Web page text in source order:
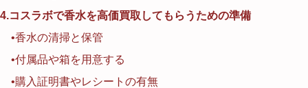
4.コスラボで香水を高価買取してもらうための準備
•香水の清掃と保管
•付属品や箱を用意する
•購入証明書やレシートの有無